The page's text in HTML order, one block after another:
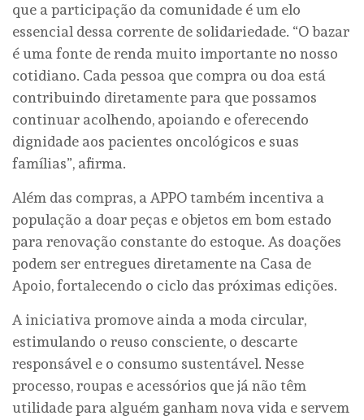
que a participação da comunidade é um elo
essencial dessa corrente de solidariedade. “O bazar
é uma fonte de renda muito importante no nosso
cotidiano. Cada pessoa que compra ou doa está
contribuindo diretamente para que possamos
continuar acolhendo, apoiando e oferecendo
dignidade aos pacientes oncológicos e suas
famílias”, afirma.
Além das compras, a APPO também incentiva a
população a doar peças e objetos em bom estado
para renovação constante do estoque. As doações
podem ser entregues diretamente na Casa de
Apoio, fortalecendo o ciclo das próximas edições.
A iniciativa promove ainda a moda circular,
estimulando o reuso consciente, o descarte
responsável e o consumo sustentável. Nesse
processo, roupas e acessórios que já não têm
utilidade para alguém ganham nova vida e servem